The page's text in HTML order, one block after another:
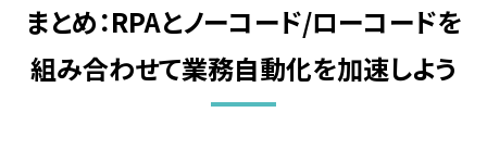
まとめ：RPAとノーコード/ローコードを
組み合わせて業務自動化を加速しよう